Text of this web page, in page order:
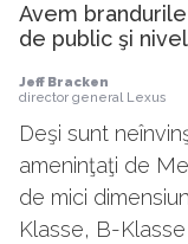
Avem
de public şi
Jeff Bracken
director general Lexus
Deşi sunt
ameninţaţi de
de mici
Klasse, B-